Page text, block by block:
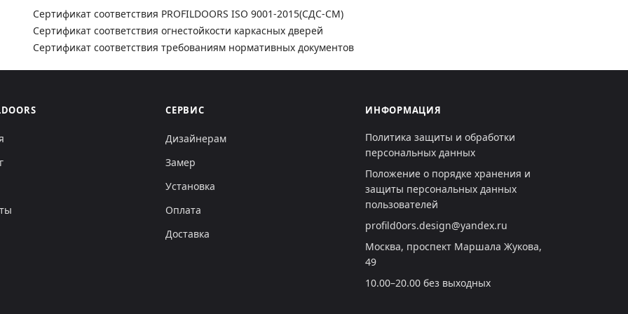
Сертификат соответствия PROFILDOORS ISO 9001-2015(СДС-СМ)
Сертификат соответствия огнестойкости каркасных дверей
Сертификат соответствия требованиям нормативных документов
СЕРВИС
Дизайнерам
Замер
Установка
Оплата
Доставка
ИНФОРМАЦИЯ
Политика защиты и обработки
персональных данных
Положение о порядке хранения и
защиты персональных данных
пользователей
profild0ors.design@yandex.ru
Москва, проспект Маршала Жукова,
49
10.00–20.00 без выходных